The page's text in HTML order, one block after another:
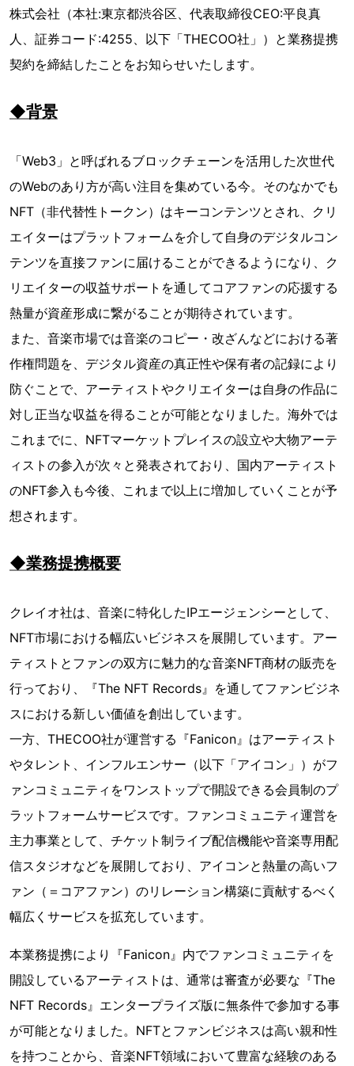
株式会社（本社:東京都渋谷区、代表取締役CEO:平良真
人、証券コード:4255、以下「THECOO社」）と業務提携
契約を締結したことをお知らせいたします。
◆背景
「Web3」と呼ばれるブロックチェーンを活用した次世代
のWebのあり方が高い注目を集めている今。そのなかでも
NFT（非代替性トークン）はキーコンテンツとされ、クリ
エイターはプラットフォームを介して自身のデジタルコン
テンツを直接ファンに届けることができるようになり、ク
リエイターの収益サポートを通してコアファンの応援する
熱量が資産形成に繋がることが期待されています。
また、音楽市場では音楽のコピー・改ざんなどにおける著
作権問題を、デジタル資産の真正性や保有者の記録により
防ぐことで、アーティストやクリエイターは自身の作品に
対し正当な収益を得ることが可能となりました。海外では
これまでに、NFTマーケットプレイスの設立や大物アーテ
ィストの参入が次々と発表されており、国内アーティスト
のNFT参入も今後、これまで以上に増加していくことが予
想されます。
◆業務提携概要
クレイオ社は、音楽に特化したIPエージェンシーとして、
NFT市場における幅広いビジネスを展開しています。アー
ティストとファンの双方に魅力的な音楽NFT商材の販売を
行っており、『The NFT Records』を通してファンビジネ
スにおける新しい価値を創出しています。
一方、THECOO社が運営する『Fanicon』はアーティスト
やタレント、インフルエンサー（以下「アイコン」）がフ
ァンコミュニティをワンストップで開設できる会員制のプ
ラットフォームサービスです。ファンコミュニティ運営を
主力事業として、チケット制ライブ配信機能や音楽専用配
信スタジオなどを展開しており、アイコンと熱量の高いフ
ァン（＝コアファン）のリレーション構築に貢献するべく
幅広くサービスを拡充しています。
本業務提携により『Fanicon』内でファンコミュニティを
開設しているアーティストは、通常は審査が必要な『The
NFT Records』エンタープライズ版に無条件で参加する事
が可能となりました。NFTとファンビジネスは高い親和性
を持つことから、音楽NFT領域において豊富な経験のある